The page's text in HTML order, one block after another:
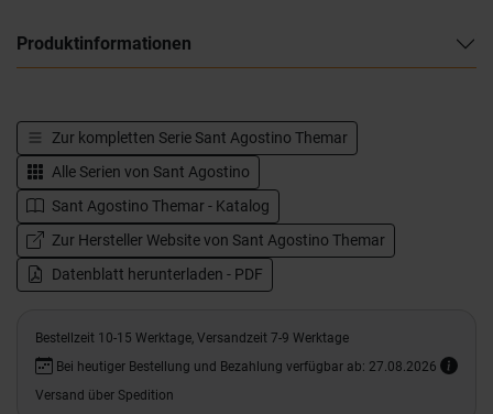
Produktinformationen
Zur kompletten Serie Sant Agostino Themar
Alle Serien von Sant Agostino
Sant Agostino Themar - Katalog
Zur Hersteller Website von Sant Agostino Themar
Datenblatt herunterladen - PDF
Bestellzeit 10-15 Werktage, Versandzeit 7-9 Werktage
Bei heutiger Bestellung und Bezahlung verfügbar ab: 27.08.2026
Versand über Spedition